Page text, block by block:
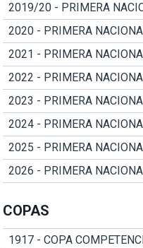
2019/20 - PRIMERA
2020 - PRIMERA
2021 - PRIMERA
2022 - PRIMERA
2023 - PRIMERA
2024 - PRIMERA
2025 - PRIMERA
2026 - PRIMERA
COPAS
1917 - COPA